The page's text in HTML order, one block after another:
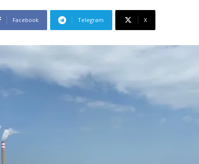
Facebook Telegram X